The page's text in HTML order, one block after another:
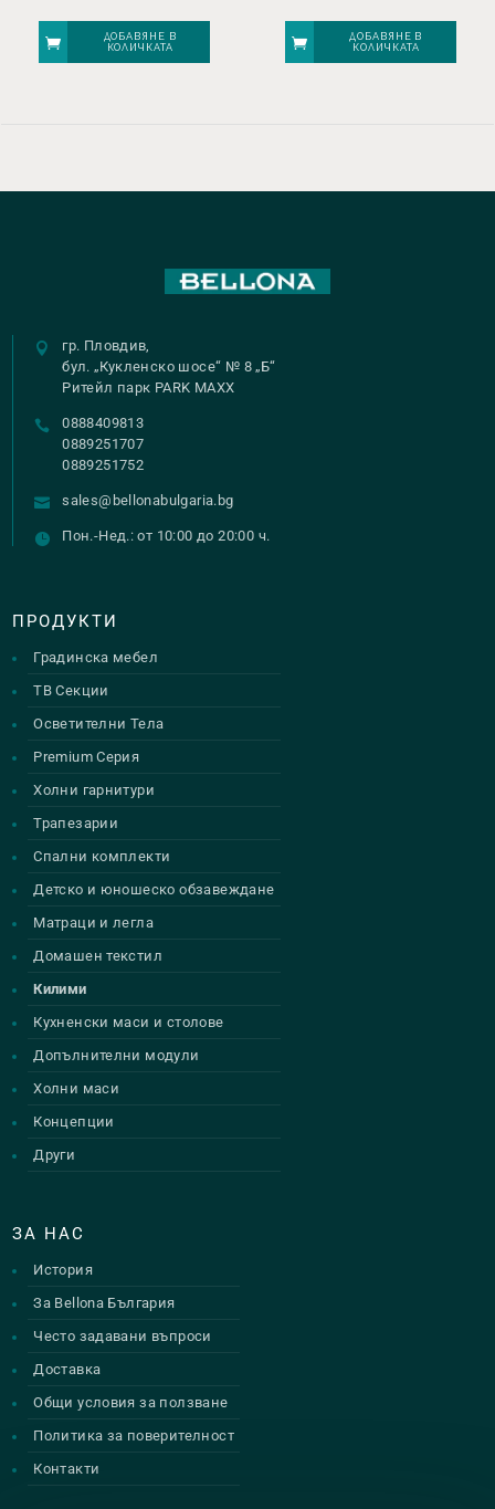
ДОБАВЯНЕ В
КОЛИЧКАТА
ДОБАВЯНЕ В
КОЛИЧКАТА
гр. Пловдив,
бул. „Кукленско шосе“ № 8 „Б“
Ритейл парк PARK MAXX
0888409813
0889251707
0889251752
sales@bellonabulgaria.bg
Пон.-Нед.: от 10:00 до 20:00 ч.
ПРОДУКТИ
Градинска мебел
ТВ Секции
Осветителни Тела
Premium Серия
Холни гарнитури
Трапезарии
Спални комплекти
Детско и юношеско обзавеждане
Матраци и легла
Домашен текстил
Килими
Кухненски маси и столове
Допълнителни модули
Холни маси
Концепции
Други
ЗА НАС
История
За Bellona България
Често задавани въпроси
Доставка
Общи условия за ползване
Политика за поверителност
Контакти